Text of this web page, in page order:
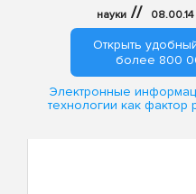
науки //
Открыть
более 800
Электронные
технологии как фактор